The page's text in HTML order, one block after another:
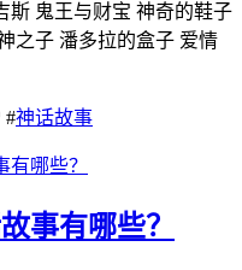
斯 鬼王与财宝 神奇的鞋子
之子 潘多拉的盒子 爱情
#神话故事
事有哪些？